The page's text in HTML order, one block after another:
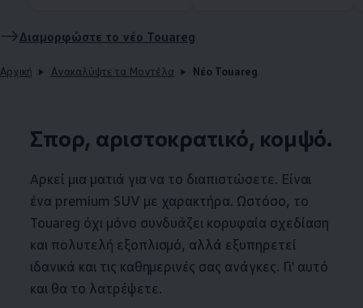
Διαμορφώστε το νέο Touareg
Αρχική Ανακαλύψτε τα Μοντέλα Νέο Touareg
Σπορ, αριστοκρατικό, κομψό.
Αρκεί μια ματιά για να το διαπιστώσετε. Είναι
ένα premium SUV με χαρακτήρα. Ωστόσο, το
Touareg όχι μόνο συνδυάζει κορυφαία σχεδίαση
και πολυτελή εξοπλισμό, αλλά εξυπηρετεί
ιδανικά και τις καθημερινές σας ανάγκες. Γι' αυτό
και θα το λατρέψετε.